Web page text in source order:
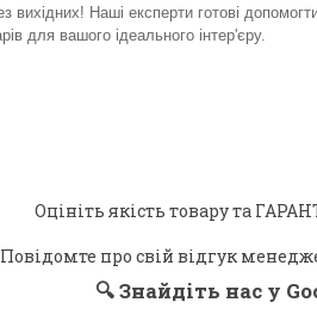
вихідних! Наші експерти готові
для вашого ідеального інтер'єру.​
Оцініть якість товару та
Повідомте про свій відгук
🔍Знайдіть нас у